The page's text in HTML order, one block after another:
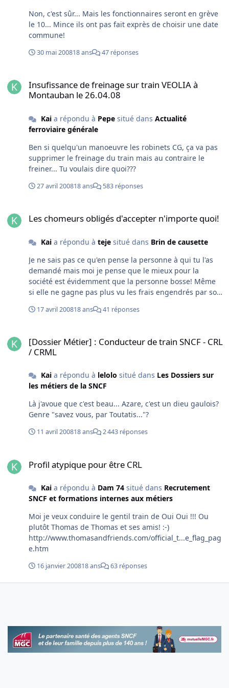
change pas mal de choses par la suite...). De plus il est
possible avec le fait que l'on puisse finir à St Lazare
malgré que nous soyons en découché Magenta que par
la suite on puisse finir n'importe où mais que ce ne soit
que sur le papier (ex : on fini et commence à son propre
tout le cas, on a juste viré les trajets réels et imposés
entre le lieu de prise ou fin de service et le lieu de
départ des trains... ça préfigure simplement la fin des
l'intérieur des journées de travail...). Voilà je pense que
tout est clair là. Sinon à ce jour la direction fait la
sourde oreille, c'est pas prêt de s'arréter.
Non, c'est sûr... Mais les fonctionnaires seront en grève
le 10... Mince ils ont pas fait exprès de choisir une date
commune!
30 mai 200818 ans 47 réponses
Insufissance de freinage sur train VEOLIA à
Montauban le 26.04.08
Kaia répondu à Pepesitué dans Actualité
ferroviaire générale
Ben si quelqu'un manoeuvre les robinets CG, ça va pas
supprimer le freinage du train mais au contraire le
freiner... Tu voulais dire quoi???
27 avril 200818 ans 583 réponses
Les chomeurs obligés d'accepter n'importe quoi!
Kaia répondu à tejesitué dans Brin de causette
Je ne sais pas ce qu'en pense la personne à qui tu l'as
demandé mais moi je pense que le mieux pour la
société est évidemment que la personne bosse! Même
si elle ne gagne pas plus vu les frais engendrés par son
travaille crée des richesses, n'est pas seulement un coût
enfants,... Par contre ce ne serait pas bien moralement
qu'il perde de l'argent à re-travailler. Et donc pour ça 2
chomage très basses et/ou des salaires suffisament
élevés.
17 avril 200818 ans 41 réponses
[Dossier Métier] : Conducteur de train SNCF - CRL
/ CRML
Kaia répondu à lelolo situé dans Les Dossiers sur
les métiers de la SNCF
Là j'avoue que c'est beau... Azare, c'est un dieu gaulois?
Genre "savez vous, par Toutatis..."?
11 avril 200818 ans 2 443 réponses
Profil atypique pour être CRL
Kaia répondu à Dam 74situé dans Recrutement
SNCF et formations internes aux métiers
Moi je veux conduire le gentil train de Oui Oui !!! Ou
plutôt Thomas de Thomas et ses amis! :-)
http://www.thomasandfriends.com/official_t...e_flag_pag
e.htm
16 janvier 200818 ans 63 réponses